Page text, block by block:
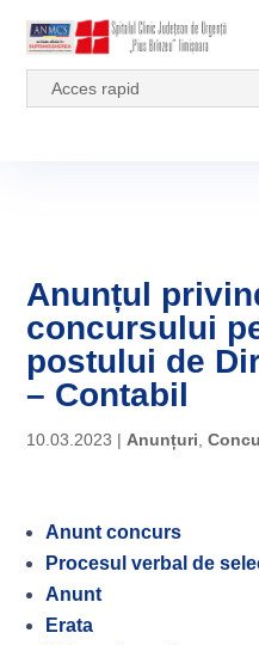
Acces rapid
Anunțul
concursului
postului de
– Contabil
10.03.2023 | Anunțuri ,
Anunt concurs
Procesul verbal de
Anunt
Erata